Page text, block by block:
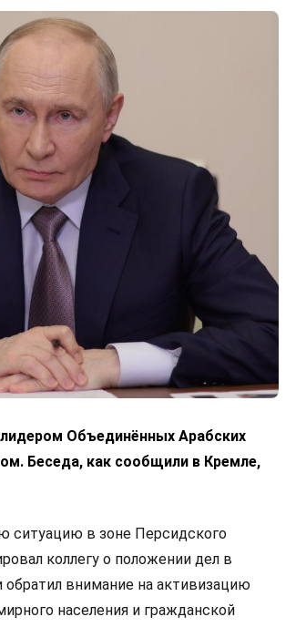
Объединённых Арабских
Беседа, как сообщили в Кремле,
ситуацию в зоне Персидского
коллегу о положении дел в
обратил внимание на активизацию
населения и гражданской